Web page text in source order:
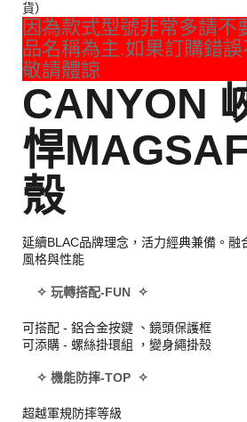
貨）
因為款式型號非常多請不
品名稱為主.如果訂購錯
敬請體諒
CANYON
悍
殼
延續BLAC品牌理念，活力經典兼備。融
風格與性能
✧ 玩轉搭配-FUN ✧
可搭配 - 鋁合金按鍵 、鏡頭保護框
可添購 - 螺絲掛環組 ，變身繩掛殼
✧ 機能防摔-TOP ✧
超越軍規防摔等級